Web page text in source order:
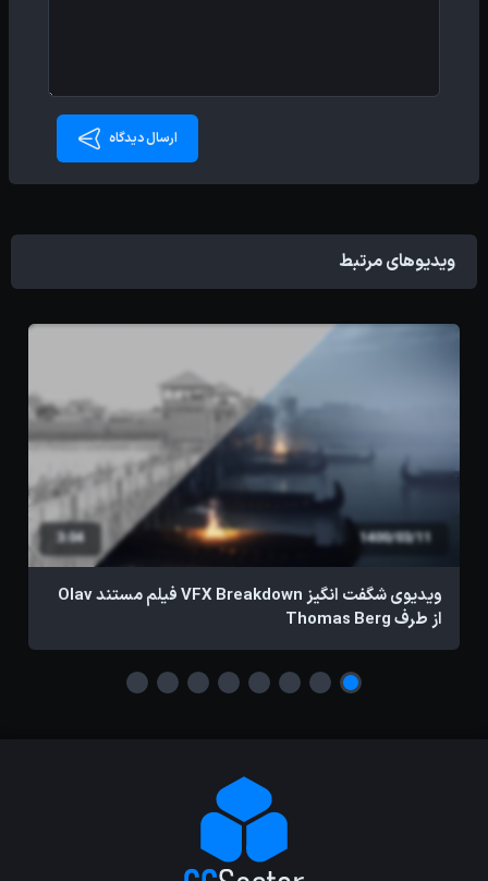
ارسال دیدگاه
ویدیوهای مرتبط
1400/03/11
3:04
ویدیوی شگفت انگیز VFX Breakdown فیلم مستند Olav
از طرف Thomas Berg